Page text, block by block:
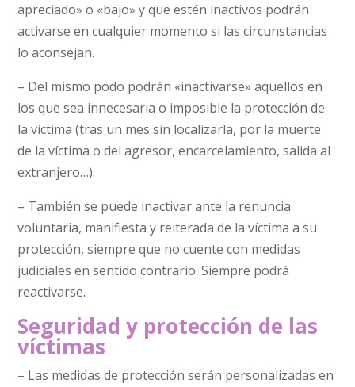
apreciado» o «bajo» y que estén inactivos podrán
activarse en cualquier momento si las circunstancias
lo aconsejan.
– Del mismo podo podrán «inactivarse» aquellos en
los que sea innecesaria o imposible la protección de
la víctima (tras un mes sin localizarla, por la muerte
de la víctima o del agresor, encarcelamiento, salida al
extranjero…).
– También se puede inactivar ante la renuncia
voluntaria, manifiesta y reiterada de la víctima a su
protección, siempre que no cuente con medidas
judiciales en sentido contrario. Siempre podrá
reactivarse.
Seguridad y protección de las
víctimas
– Las medidas de protección serán personalizadas en